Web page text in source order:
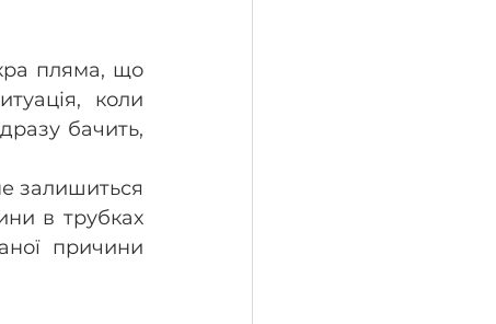
пляма, що
коли
бачить,
залишиться
в трубках
причини